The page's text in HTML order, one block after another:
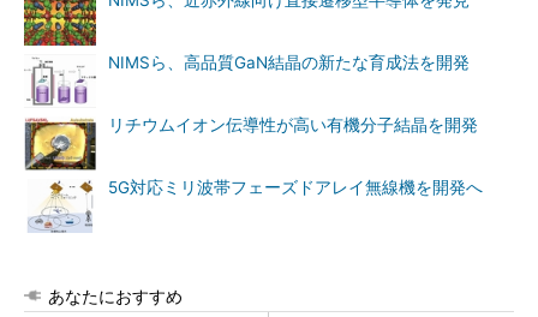
NIMSら、高品質GaN結晶の新たな育成法を開発
リチウムイオン伝導性が高い有機分子結晶を開発
5G対応ミリ波帯フェーズドアレイ無線機を開発へ
あなたにおすすめ